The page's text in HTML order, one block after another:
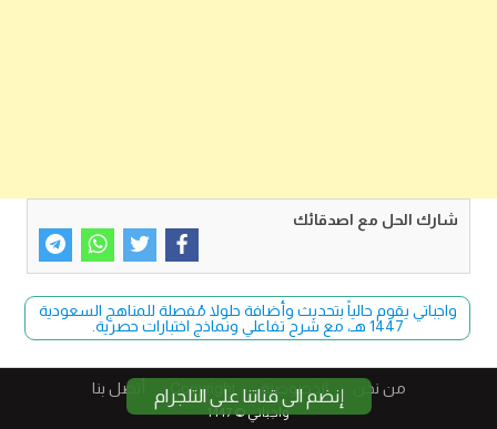
إنضم الى قناتنا على التلجرام
شارك الحل مع اصدقائك
واجباتي يقوم حالياً بتحديث وأضافة حلولا مُفصلة للمناهج السعودية
1447 هـ، مع شرح تفاعلي ونماذج اختبارات حصرية.
من نحن الخصوصية Copyright​ أتصل بنا
واجباتي © 1447